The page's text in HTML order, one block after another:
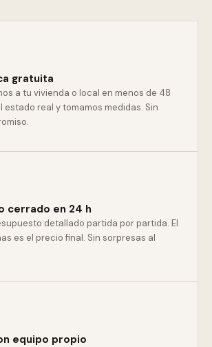
gratuita
a tu vivienda o local en menos de 48
estado real y tomamos medidas. Sin
cerrado en 24 h
detallado partida por partida. El
es el precio final. Sin sorpresas al
equipo propio